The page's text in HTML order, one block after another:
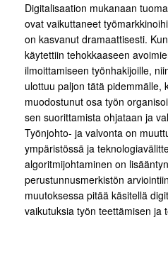
Digitalisaation mukanaan
ovat vaikuttaneet
on kasvanut dramaattisesti.
käytettiin tehokkaaseen
ilmoittamiseen työnhakijoille,
ulottuu paljon tätä pidemmälle,
muodostunut osa työn
sen suorittamista ohjataan ja
Työnjohto- ja valvonta on
ympäristössä ja
algoritmijohtaminen on
perustunnusmerkistön
muutoksessa pitää käsitellä
vaikutuksia työn teettämisen ja